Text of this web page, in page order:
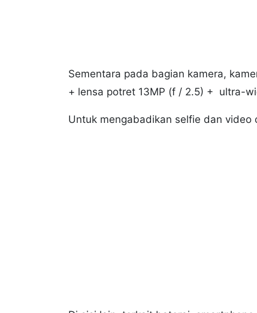
Sementara pada bagian kamera,
+ lensa potret 13MP (f / 2.5) + ultra-
Untuk mengabadikan selfie dan video